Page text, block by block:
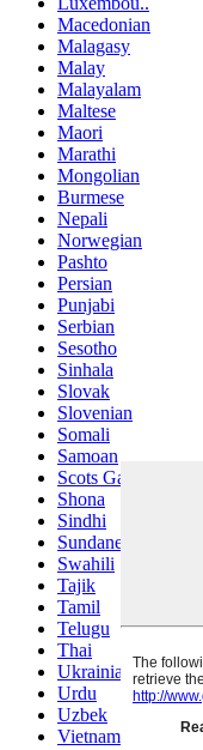
Macedonian
Malagasy
Malay
Malayalam
Maltese
Maori
Marathi
Mongolian
Burmese
Nepali
Norwegian
Pashto
Persian
Punjabi
Serbian
Sesotho
Sinhala
Slovak
Slovenian
Somali
Samoan
Scots Gaelic
Shona
Sindhi
Sundanese
Swahili
Tajik
Tamil
Telugu
Thai
Ukrainian
Urdu
Uzbek
Vietnamese